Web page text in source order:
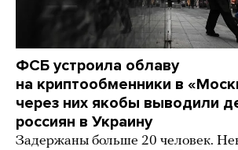
ФСБ устроила облаву
на криптообменники в
через них якобы выводили
россиян в Украину
Задержаны больше 20 человек.